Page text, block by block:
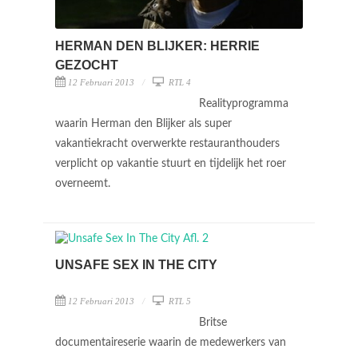
HERMAN DEN BLIJKER: HERRIE
GEZOCHT
12 Februari 2013 RTL 4
Realityprogramma
waarin Herman den Blijker als super
vakantiekracht overwerkte restauranthouders
verplicht op vakantie stuurt en tijdelijk het roer
overneemt.
UNSAFE SEX IN THE CITY
12 Februari 2013 RTL 5
Britse
documentaireserie waarin de medewerkers van